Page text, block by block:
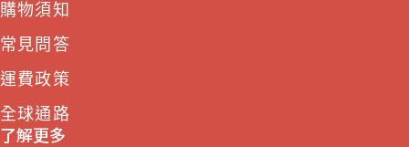
購物須知
常見問答
運費政策
全球通路
了解更多